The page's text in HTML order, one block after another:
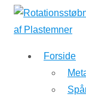
↓
Hop
hovedindhold
Forside